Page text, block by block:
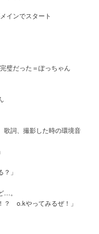
インでスタート
璧だった＝ぽっちゃん
詞、撮影した時の環境音
」
…。
？ o.kやってみるぜ！」